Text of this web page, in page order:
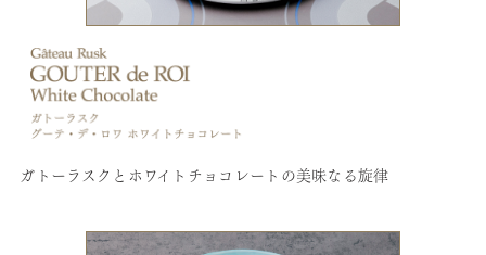
ガトーラスクとホワイトチョコレートの美味なる旋律